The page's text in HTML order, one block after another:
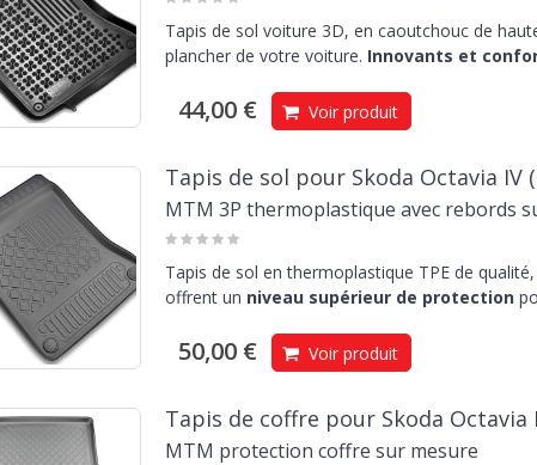
Tapis de sol voiture 3D, en caoutchouc de
plancher de votre voiture. Innovants et
44,00 € Voir produit
Tapis de sol pour Skoda Octavia IV
MTM 3P thermoplastique avec rebords
Tapis de sol en thermoplastique TPE de
offrent un niveau supérieur de protection
50,00 € Voir produit
Tapis de coffre pour Skoda Octavia
MTM protection coffre sur mesure